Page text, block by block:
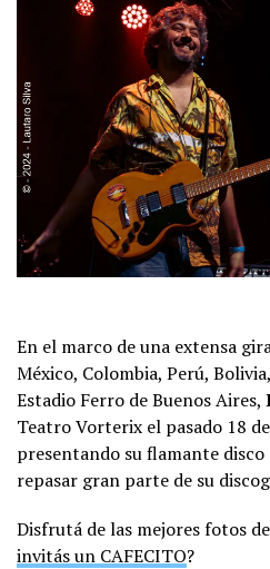
En el marco de una extensa
México, Colombia, Perú,
Estadio Ferro de Buenos Aires,
Teatro Vorterix el pasado 18
presentando su flamante disco
repasar gran parte de su
Disfrutá de las mejores fotos
invitás un CAFECITO?